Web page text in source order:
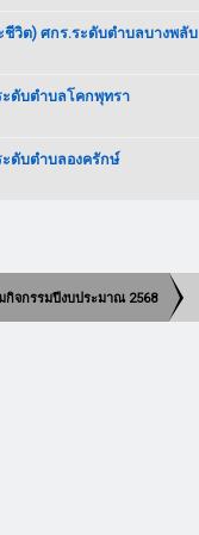
ชีวิต) ศกร.ระดับตำบลบางพลับ
ดับตำบลโคกพุทรา
ดับตำบลองครักษ์
กิจกรรมปีงบประมาณ 2568